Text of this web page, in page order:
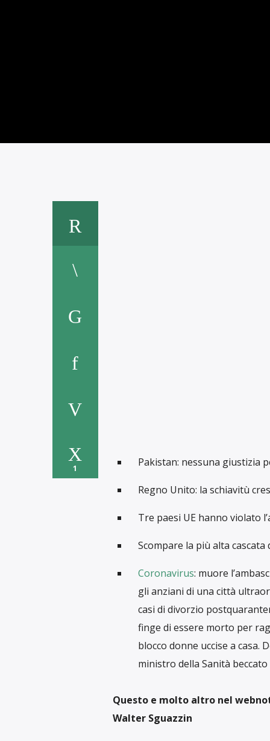
1 Pakistan: nessuna giustizia
Regno Unito: la schiavitù
Tre paesi UE hanno violato
Scompare la più alta cascata
Coronavirus: muore
gli anziani di una città
casi di divorzio
finge di essere morto per
blocco donne uccise a casa.
ministro della Sanità
Questo e molto altro nel
Walter Sguazzin